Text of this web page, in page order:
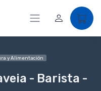
y Alimentación
- Barista -